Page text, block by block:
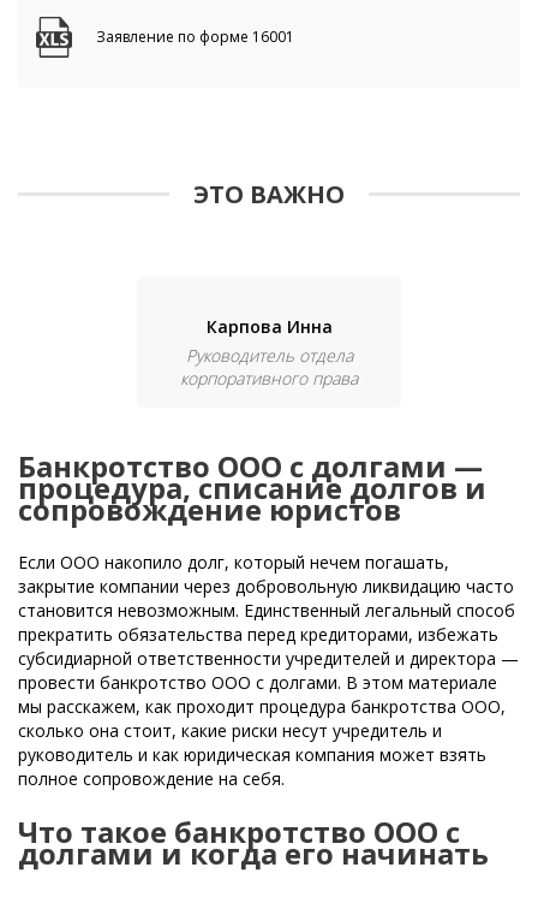
Заявление по форме 16001
ЭТО ВАЖНО
Карпова Инна
Руководитель отдела
корпоративного права
Банкротство ООО с долгами —
процедура, списание долгов и
сопровождение юристов
Если ООО накопило долг, который нечем погашать,
закрытие компании через добровольную ликвидацию часто
становится невозможным. Единственный легальный способ
прекратить обязательства перед кредиторами, избежать
субсидиарной ответственности учредителей и директора —
провести банкротство ООО с долгами. В этом материале
мы расскажем, как проходит процедура банкротства ООО,
сколько она стоит, какие риски несут учредитель и
руководитель и как юридическая компания может взять
полное сопровождение на себя.
Что такое банкротство ООО с
долгами и когда его начинать